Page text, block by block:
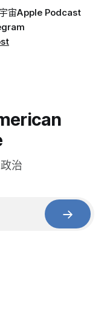
宙Apple Podcast
治